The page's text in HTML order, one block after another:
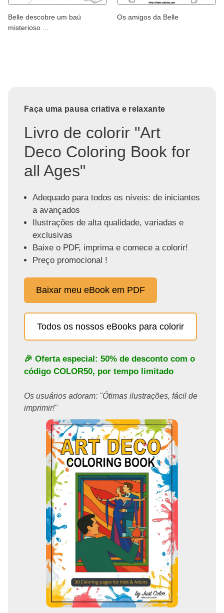
Belle descobre um baú
misterioso ...
Os amigos da Belle
Faça uma pausa criativa e relaxante
Livro de colorir "Art
Deco Coloring Book for
all Ages"
Adequado para todos os níveis: de iniciantes
a avançados
Ilustrações de alta qualidade, variadas e
exclusivas
Baixe o PDF, imprima e comece a colorir!
Preço promocional !
Baixar meu eBook em PDF
Todos os nossos eBooks para colorir
🎉 Oferta especial: 50% de desconto com o
código COLOR50, por tempo limitado
Os usuários adoram: "Ótimas ilustrações, fácil de
imprimir!"